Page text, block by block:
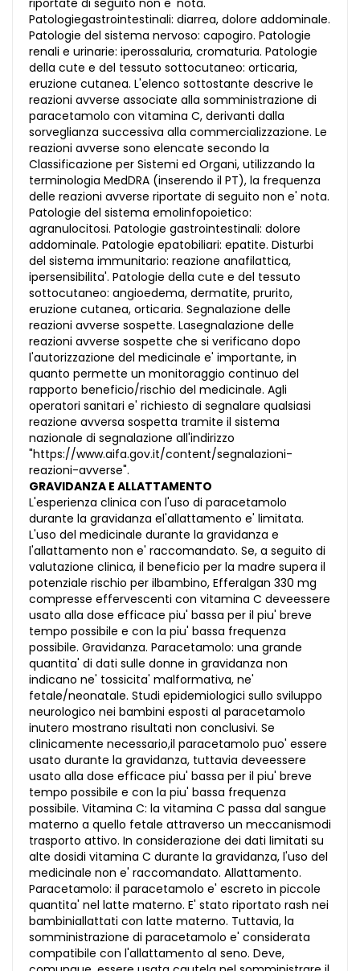
riportate di seguito non e' nota.
Patologiegastrointestinali: diarrea, dolore addominale.
Patologie del sistema nervoso: capogiro. Patologie
renali e urinarie: iperossaluria, cromaturia. Patologie
della cute e del tessuto sottocutaneo: orticaria,
eruzione cutanea. L'elenco sottostante descrive le
reazioni avverse associate alla somministrazione di
paracetamolo con vitamina C, derivanti dalla
sorveglianza successiva alla commercializzazione. Le
reazioni avverse sono elencate secondo la
Classificazione per Sistemi ed Organi, utilizzando la
terminologia MedDRA (inserendo il PT), la frequenza
delle reazioni avverse riportate di seguito non e' nota.
Patologie del sistema emolinfopoietico:
agranulocitosi. Patologie gastrointestinali: dolore
addominale. Patologie epatobiliari: epatite. Disturbi
del sistema immunitario: reazione anafilattica,
ipersensibilita'. Patologie della cute e del tessuto
sottocutaneo: angioedema, dermatite, prurito,
eruzione cutanea, orticaria. Segnalazione delle
reazioni avverse sospette. Lasegnalazione delle
reazioni avverse sospette che si verificano dopo
l'autorizzazione del medicinale e' importante, in
quanto permette un monitoraggio continuo del
rapporto beneficio/rischio del medicinale. Agli
operatori sanitari e' richiesto di segnalare qualsiasi
reazione avversa sospetta tramite il sistema
nazionale di segnalazione all'indirizzo
"https://www.aifa.gov.it/content/segnalazioni-
reazioni-avverse".
GRAVIDANZA E ALLATTAMENTO
L'esperienza clinica con l'uso di paracetamolo
durante la gravidanza el'allattamento e' limitata.
L'uso del medicinale durante la gravidanza e
l'allattamento non e' raccomandato. Se, a seguito di
valutazione clinica, il beneficio per la madre supera il
potenziale rischio per ilbambino, Efferalgan 330 mg
compresse effervescenti con vitamina C deveessere
usato alla dose efficace piu' bassa per il piu' breve
tempo possibile e con la piu' bassa frequenza
possibile. Gravidanza. Paracetamolo: una grande
quantita' di dati sulle donne in gravidanza non
indicano ne' tossicita' malformativa, ne'
fetale/neonatale. Studi epidemiologici sullo sviluppo
neurologico nei bambini esposti al paracetamolo
inutero mostrano risultati non conclusivi. Se
clinicamente necessario,il paracetamolo puo' essere
usato durante la gravidanza, tuttavia deveessere
usato alla dose efficace piu' bassa per il piu' breve
tempo possibile e con la piu' bassa frequenza
possibile. Vitamina C: la vitamina C passa dal sangue
materno a quello fetale attraverso un meccanismodi
trasporto attivo. In considerazione dei dati limitati su
alte dosidi vitamina C durante la gravidanza, l'uso del
medicinale non e' raccomandato. Allattamento.
Paracetamolo: il paracetamolo e' escreto in piccole
quantita' nel latte materno. E' stato riportato rash nei
bambiniallattati con latte materno. Tuttavia, la
somministrazione di paracetamolo e' considerata
compatibile con l'allattamento al seno. Deve,